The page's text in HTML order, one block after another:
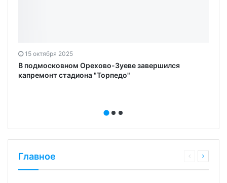
15 октября 2025
В подмосковном Орехово-Зуеве завершился
капремонт стадиона "Торпедо"
Главное